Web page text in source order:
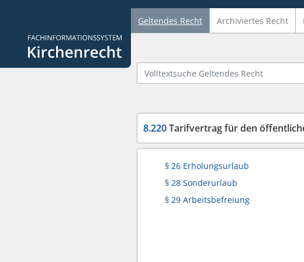
Logo Fachinformationssystem Kirchenrecht
Geltendes Recht Archiviertes Recht
Volltextsuche Geltendes Recht
8.220Tarifvertrag für den
§ 26 Erholungsurlaub
§ 28 Sonderurlaub
§ 29 Arbeitsbefreiung